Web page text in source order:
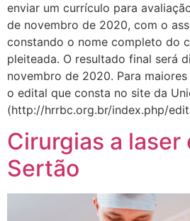
enviar um currículo para
de novembro de 2020, com o
constando o nome completo do
pleiteada. O resultado final será
novembro de 2020. Para
o edital que consta no site da
(http://hrrbc.org.br/index.php/
Cirurgias a laser
Sertão